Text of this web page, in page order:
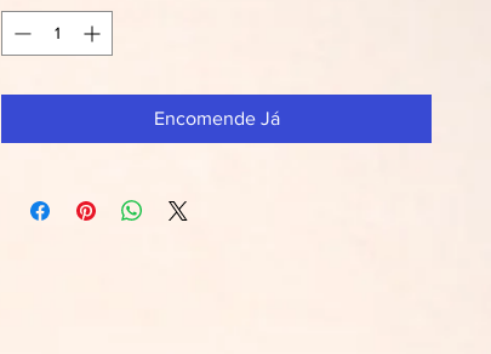
Encomende Já